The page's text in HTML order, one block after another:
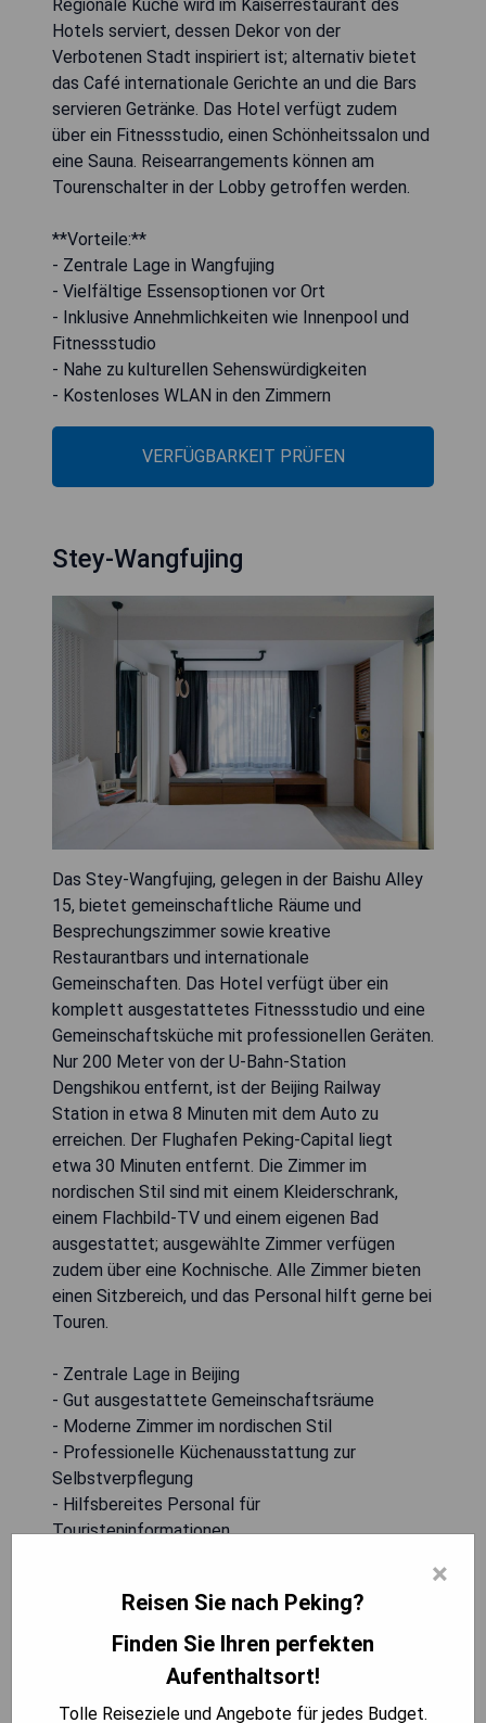
Regionale Küche wird im Kaiserrestaurant des
Hotels serviert, dessen Dekor von der
Verbotenen Stadt inspiriert ist; alternativ bietet
das Café internationale Gerichte an und die Bars
servieren Getränke. Das Hotel verfügt zudem
über ein Fitnessstudio, einen Schönheitssalon und
eine Sauna. Reisearrangements können am
Tourenschalter in der Lobby getroffen werden.
**Vorteile:**
- Zentrale Lage in Wangfujing
- Vielfältige Essensoptionen vor Ort
- Inklusive Annehmlichkeiten wie Innenpool und
Fitnessstudio
- Nahe zu kulturellen Sehenswürdigkeiten
- Kostenloses WLAN in den Zimmern
VERFÜGBARKEIT PRÜFEN
Stey-Wangfujing
Das Stey-Wangfujing, gelegen in der Baishu Alley
15, bietet gemeinschaftliche Räume und
Besprechungszimmer sowie kreative
Restaurantbars und internationale
Gemeinschaften. Das Hotel verfügt über ein
komplett ausgestattetes Fitnessstudio und eine
Gemeinschaftsküche mit professionellen Geräten.
Nur 200 Meter von der U-Bahn-Station
Dengshikou entfernt, ist der Beijing Railway
Station in etwa 8 Minuten mit dem Auto zu
erreichen. Der Flughafen Peking-Capital liegt
etwa 30 Minuten entfernt. Die Zimmer im
nordischen Stil sind mit einem Kleiderschrank,
einem Flachbild-TV und einem eigenen Bad
ausgestattet; ausgewählte Zimmer verfügen
zudem über eine Kochnische. Alle Zimmer bieten
einen Sitzbereich, und das Personal hilft gerne bei
Touren.
- Zentrale Lage in Beijing
- Gut ausgestattete Gemeinschaftsräume
- Moderne Zimmer im nordischen Stil
- Professionelle Küchenausstattung zur
Selbstverpflegung
- Hilfsbereites Personal für
Touristeninformationen
VERFÜGBARKEIT PRÜFEN
Capital Hotel Beijing
×
Reisen Sie nach Peking?
Finden Sie Ihren perfekten
Aufenthaltsort!
Tolle Reiseziele und Angebote für jedes Budget.